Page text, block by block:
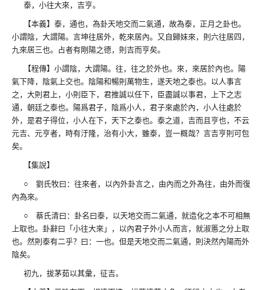
泰，小往大來，吉亨。
【本義】泰，通也，為卦天地交而二氣通，故為泰，正月之卦也。
小謂陰，大謂陽。言坤往居外，乾來居內。又自歸妹來，則六往居四，
九來居三也。占者有剛陽之德，則吉而亨矣。
【程傳】小謂陰，大謂陽。往，往之於外也。來，來居於內也。陽
氣下降，陰氣上交也。陰陽和暢則萬物生，遂天地之泰也。以人事言
之，大則君上，小則臣下，君推誠以任下，臣盡誠以事君，上下之志
通，朝廷之泰也。陽爲君子，陰爲小人，君子來處於內，小人往處於
外，是君子得位，小人在下，天下之泰也。泰之道，吉而且亨也，不云
元吉、元亨者，時有汙隆，治有小大，雖泰，豈一概哉？言吉亨則可包
矣。
【集說】
○ 劉氏牧曰：往來者，以內外卦言之，由內而之外為往，由外而復
內為來。
○ 蔡氏清曰：卦名曰泰，以天地交而二氣通，就造化之本不可相無
上取也。卦辭曰「小往大來」，以內君子外小人而言，就淑慝之分上取
也。然則泰有二乎？曰：一也。但是天地交而二氣通，則決然內陽而外
陰矣。
初九，拔茅茹以其彙，征吉。